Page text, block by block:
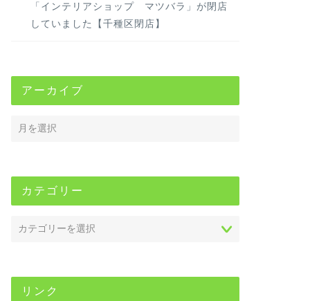
「インテリアショップ マツバラ」が閉店
していました【千種区閉店】
アーカイブ
カテゴリー
リンク